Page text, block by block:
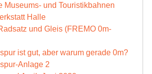
Museums- und Touristikbahnen
Halle
und Gleis (FREMO 0m-
ist gut, aber warum gerade 0m?
Anlage 2